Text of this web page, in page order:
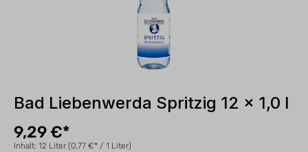
Bad Liebenwerda Spritzig 12 x 1,0 l
9,29 €*
Inhalt: 12 Liter (0,77 €* / 1 Liter)